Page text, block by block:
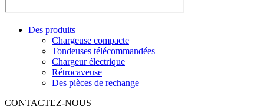
Des produits
Chargeuse compacte
Tondeuses télécommandées
Chargeur électrique
Rétrocaveuse
Des pièces de rechange
CONTACTEZ-NOUS